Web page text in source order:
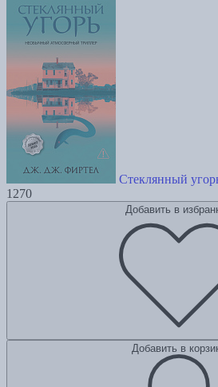
Стеклянный
1270
Добавить в
Добавить в